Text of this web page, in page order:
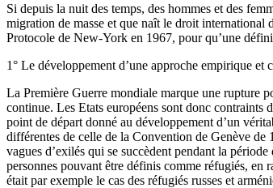
Si depuis la nuit des temps, des hommes et des
migration de masse et que naît le droit international
Protocole de New-York en 1967, pour qu’une
1° Le développement d’une approche empirique
La Première Guerre mondiale marque une rupture
continue. Les Etats européens sont donc contraints
point de départ donné au développement d’un
différentes de celle de la Convention de Genève
vagues d’exilés qui se succèdent pendant la
personnes pouvant être définis comme réfugiés, en
était par exemple le cas des réfugiés russes et